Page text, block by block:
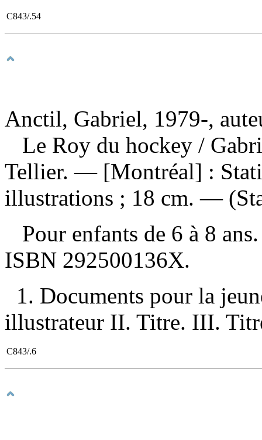
C843/.54
Anctil, Gabriel, 1979-,
Le Roy du hockey /
Tellier. — [Montréal] :
illustrations ; 18 cm. —
Pour enfants de 6 à 8
ISBN 292500136X.
1. Documents pour la
illustrateur II. Titre. III.
C843/.6